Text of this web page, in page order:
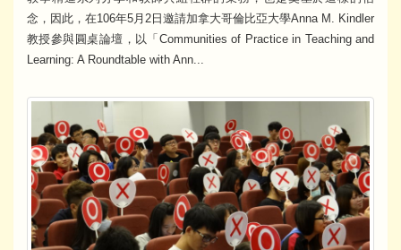
念，因此，在106年5月2日邀請加拿大哥倫比亞大學Anna M. Kindler
教授參與圓桌論壇，以「Communities of Practice in Teaching and
Learning: A Roundtable with Ann...